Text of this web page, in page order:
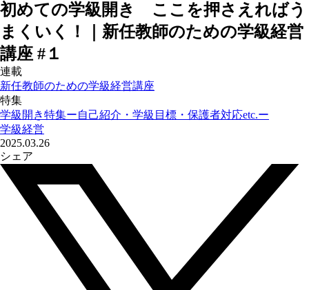
初めての学級開き ここを押さえればう
まくいく！｜新任教師のための学級経営
講座 #１
連載
新任教師のための学級経営講座
特集
学級開き特集ー自己紹介・学級目標・保護者対応etc.ー
学級経営
2025.03.26
シェア